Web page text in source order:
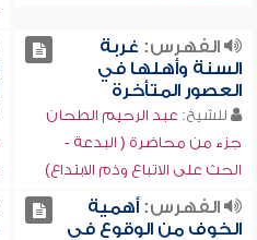
الفهرس: غربة
السنة وأهلها في
العصور المتأخرة
للشيخ: عبد الرحيم الطحان
جزء من محاضرة ( البدعة -
الحث على الاتباع وذم الابتداع)
الفهرس:أهمية
الخوف من الوقوع في